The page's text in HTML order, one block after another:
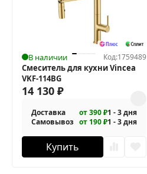
В наличии Код:1759489
Смеситель для кухни Vincea
VKF-114BG
14 130 ₽
Доставка от 390 ₽1 - 3 дня
Самовывоз от 190 ₽1 - 3 дня
Купить